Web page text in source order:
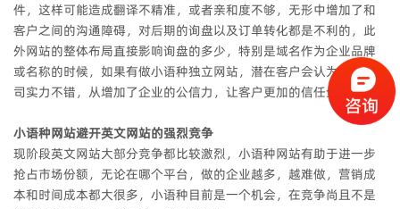
件，这样可能造成翻译不精准，或者亲和度不够，无形中增加了和
客户之间的沟通障碍，对后期的询盘以及订单转化都是不利的，此
外网站的整体布局直接影响询盘的多少，特别是域名作为企业品牌
或名称的时候，如果有做小语种独立网站，潜在客户会认为这家公
司实力不错，从增加了企业的公信力，让客户更加的信任企业。
小语种网站避开英文网站的强烈竞争
现阶段英文网站大部分竞争都比较激烈，小语种网站有助于进一步
抢占市场份额，无论在哪个平台，做的企业越多，越难做，营销成
本和时间成本都大很多，小语种目前是一个机会，在竞争尚且不是